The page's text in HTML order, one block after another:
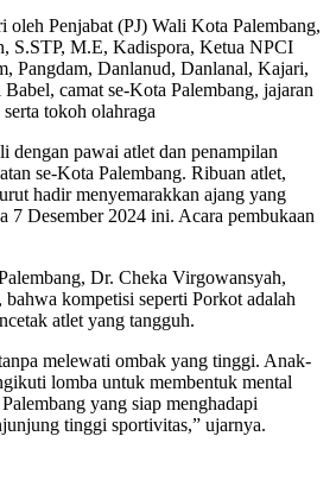
oleh Penjabat (PJ) Wali Kota Palembang,
S.STP, M.E, Kadispora, Ketua NPCI
Pangdam, Danlanud, Danlanal, Kajari,
camat se-Kota Palembang, jajaran
tokoh olahraga
dengan pawai atlet dan penampilan
se-Kota Palembang. Ribuan atlet,
hadir menyemarakkan ajang yang
7 Desember 2024 ini. Acara pembukaan
Dr. Cheka Virgowansyah,
bahwa kompetisi seperti Porkot adalah
atlet yang tangguh.
melewati ombak yang tinggi. Anak-
lomba untuk membentuk mental
yang siap menghadapi
tinggi sportivitas,” ujarnya.